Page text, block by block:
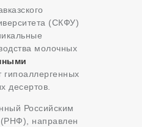
(СКФУ)
молочных
десертов.
Российским
направлен